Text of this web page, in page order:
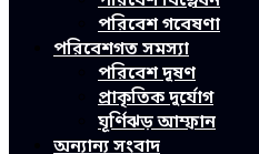
পরিবেশ গবেষণা
পরিবেশগত সমস্যা
পরিবেশ দূষণ
প্রাকৃতিক দুর্যোগ
ঘূর্ণিঝড় আম্ফান
অন্যান্য সংবাদ